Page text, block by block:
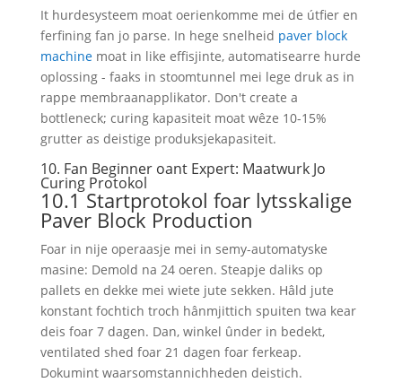
It hurdesysteem moat oerienkomme mei de útfier en
ferfining fan jo parse. In hege snelheid paver block
machine moat in like effisjinte, automatisearre hurde
oplossing - faaks in stoomtunnel mei lege druk as in
rappe membraanapplikator. Don't create a
bottleneck; curing kapasiteit moat wêze 10-15%
grutter as deistige produksjekapasiteit.
10. Fan Beginner oant Expert: Maatwurk Jo
Curing Protokol
10.1 Startprotokol foar lytsskalige
Paver Block Production
Foar in nije operaasje mei in semy-automatyske
masine: Demold na 24 oeren. Steapje daliks op
pallets en dekke mei wiete jute sekken. Hâld jute
konstant fochtich troch hânmjittich spuiten twa kear
deis foar 7 dagen. Dan, winkel ûnder in bedekt,
ventilated shed foar 21 dagen foar ferkeap.
Dokumint waarsomstannichheden deistich.